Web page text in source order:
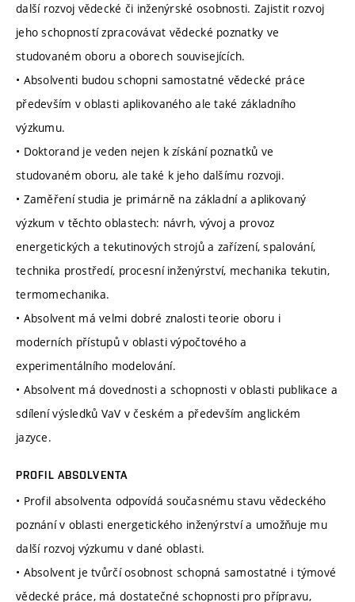
další rozvoj vědecké či inženýrské osobnosti. Zajistit rozvoj
jeho schopností zpracovávat vědecké poznatky ve
studovaném oboru a oborech souvisejících.
• Absolventi budou schopni samostatné vědecké práce
především v oblasti aplikovaného ale také základního
výzkumu.
• Doktorand je veden nejen k získání poznatků ve
studovaném oboru, ale také k jeho dalšímu rozvoji.
• Zaměření studia je primárně na základní a aplikovaný
výzkum v těchto oblastech: návrh, vývoj a provoz
energetických a tekutinových strojů a zařízení, spalování,
technika prostředí, procesní inženýrství, mechanika tekutin,
termomechanika.
• Absolvent má velmi dobré znalosti teorie oboru i
moderních přístupů v oblasti výpočtového a
experimentálního modelování.
• Absolvent má dovednosti a schopnosti v oblasti publikace a
sdílení výsledků VaV v českém a především anglickém
jazyce.
PROFIL ABSOLVENTA
• Profil absolventa odpovídá současnému stavu vědeckého
poznání v oblasti energetického inženýrství a umožňuje mu
další rozvoj výzkumu v dané oblasti.
• Absolvent je tvůrčí osobnost schopná samostatné i týmové
vědecké práce, má dostatečné schopnosti pro přípravu,